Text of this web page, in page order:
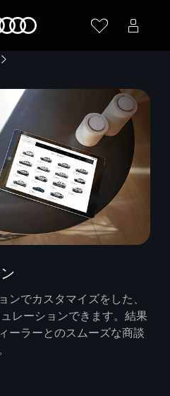
ンでカスタマイズをした、
レーションできます。結果
ーラーとのスムーズな商談